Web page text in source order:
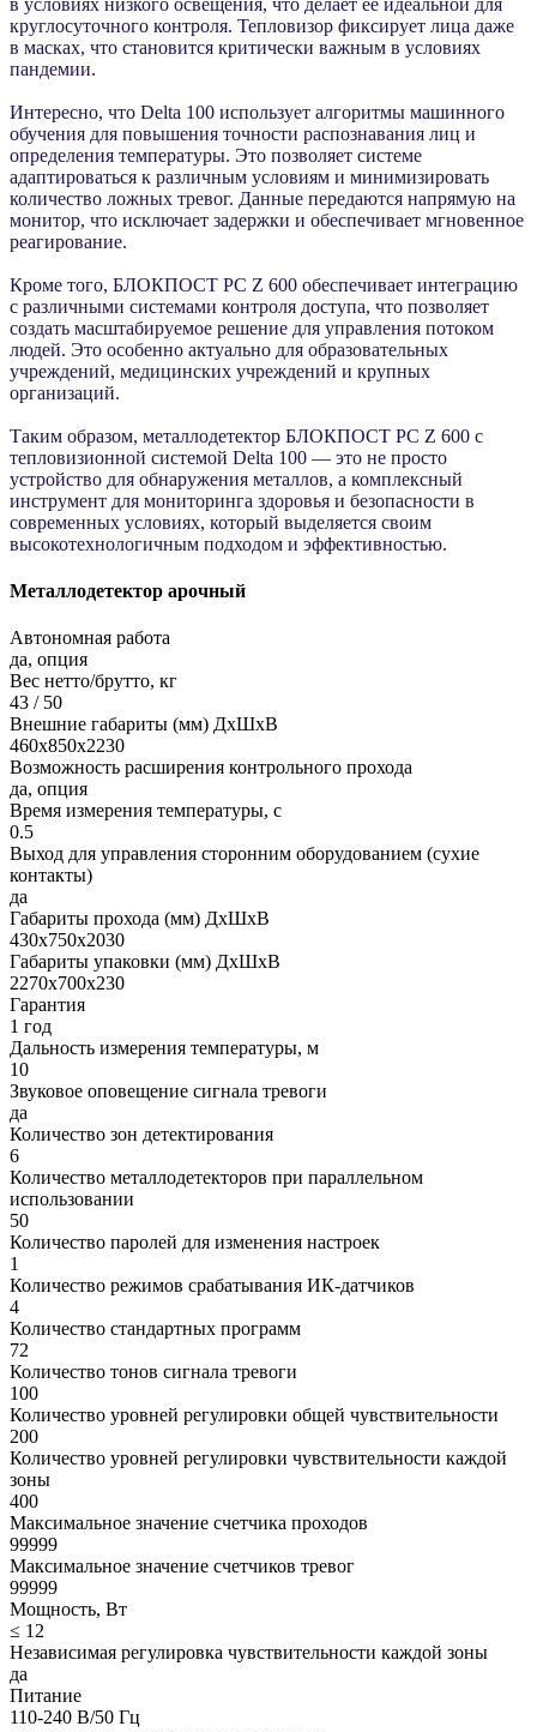
круглосуточного контроля. Тепловизор фиксирует лица даже
в масках, что становится критически важным в условиях
пандемии.
Интересно, что Delta 100 использует алгоритмы машинного
обучения для повышения точности распознавания лиц и
определения температуры. Это позволяет системе
адаптироваться к различным условиям и минимизировать
количество ложных тревог. Данные передаются напрямую на
монитор, что исключает задержки и обеспечивает мгновенное
реагирование.
Кроме того, БЛОКПОСТ PC Z 600 обеспечивает интеграцию
с различными системами контроля доступа, что позволяет
создать масштабируемое решение для управления потоком
людей. Это особенно актуально для образовательных
учреждений, медицинских учреждений и крупных
организаций.
Таким образом, металлодетектор БЛОКПОСТ PC Z 600 с
тепловизионной системой Delta 100 — это не просто
устройство для обнаружения металлов, а комплексный
инструмент для мониторинга здоровья и безопасности в
современных условиях, который выделяется своим
высокотехнологичным подходом и эффективностью.
Металлодетектор арочный
Автономная работа
да, опция
Вес нетто/брутто, кг
43 / 50
Внешние габариты (мм) ДхШхВ
460х850х2230
Возможность расширения контрольного прохода
да, опция
Время измерения температуры, с
0.5
Выход для управления сторонним оборудованием (сухие
контакты)
да
Габариты прохода (мм) ДхШхВ
430х750х2030
Габариты упаковки (мм) ДхШхВ
2270x700x230
Гарантия
1 год
Дальность измерения температуры, м
10
Звуковое оповещение сигнала тревоги
да
Количество зон детектирования
6
Количество металлодетекторов при параллельном
использовании
50
Количество паролей для изменения настроек
1
Количество режимов срабатывания ИК-датчиков
4
Количество стандартных программ
72
Количество тонов сигнала тревоги
100
Количество уровней регулировки общей чувствительности
200
Количество уровней регулировки чувствительности каждой
зоны
400
Максимальное значение счетчика проходов
99999
Максимальное значение счетчиков тревог
99999
Мощность, Вт
≤ 12
Независимая регулировка чувствительности каждой зоны
да
Питание
110-240 В/50 Гц